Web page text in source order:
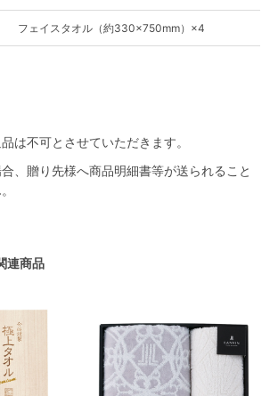
フェイスタオル（約330×750mm）×4
は不可とさせていただきます。
、贈り先様へ商品明細書等が送られること
連商品